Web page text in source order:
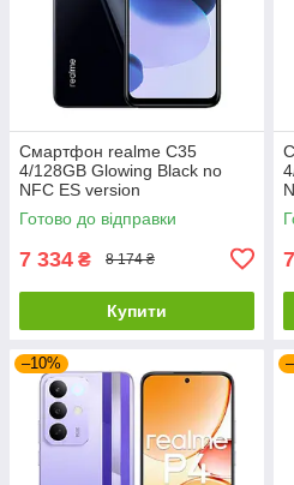
Смартфон realme C35
4/128GB Glowing Black no
NFC ES version
Готово до відправки
7 334 ₴ 8 174 ₴
Купити
–10%